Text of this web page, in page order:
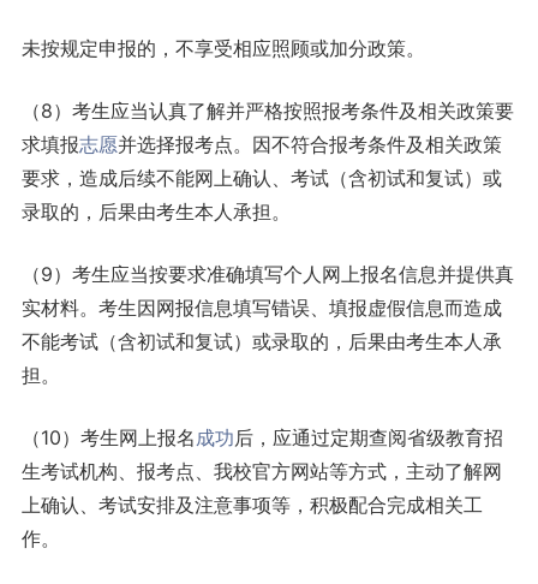
未按规定申报的，不享受相应照顾或加分政策。
（8）考生应当认真了解并严格按照报考条件及相关政策要
求填报志愿并选择报考点。因不符合报考条件及相关政策
要求，造成后续不能网上确认、考试（含初试和复试）或
录取的，后果由考生本人承担。
（9）考生应当按要求准确填写个人网上报名信息并提供真
实材料。考生因网报信息填写错误、填报虚假信息而造成
不能考试（含初试和复试）或录取的，后果由考生本人承
担。
（10）考生网上报名成功后，应通过定期查阅省级教育招
生考试机构、报考点、我校官方网站等方式，主动了解网
上确认、考试安排及注意事项等，积极配合完成相关工
作。